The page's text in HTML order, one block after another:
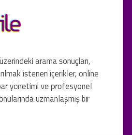
arama sonuçları,
istenen içerikler, online
yönetimi ve profesyonel
uzmanlaşmış bir